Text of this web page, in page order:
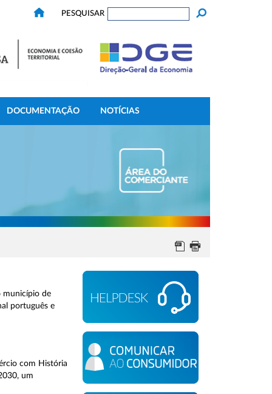
PESQUISAR
DOCUMENTAÇÃO NOTÍCIAS
município de
português e
com História
um